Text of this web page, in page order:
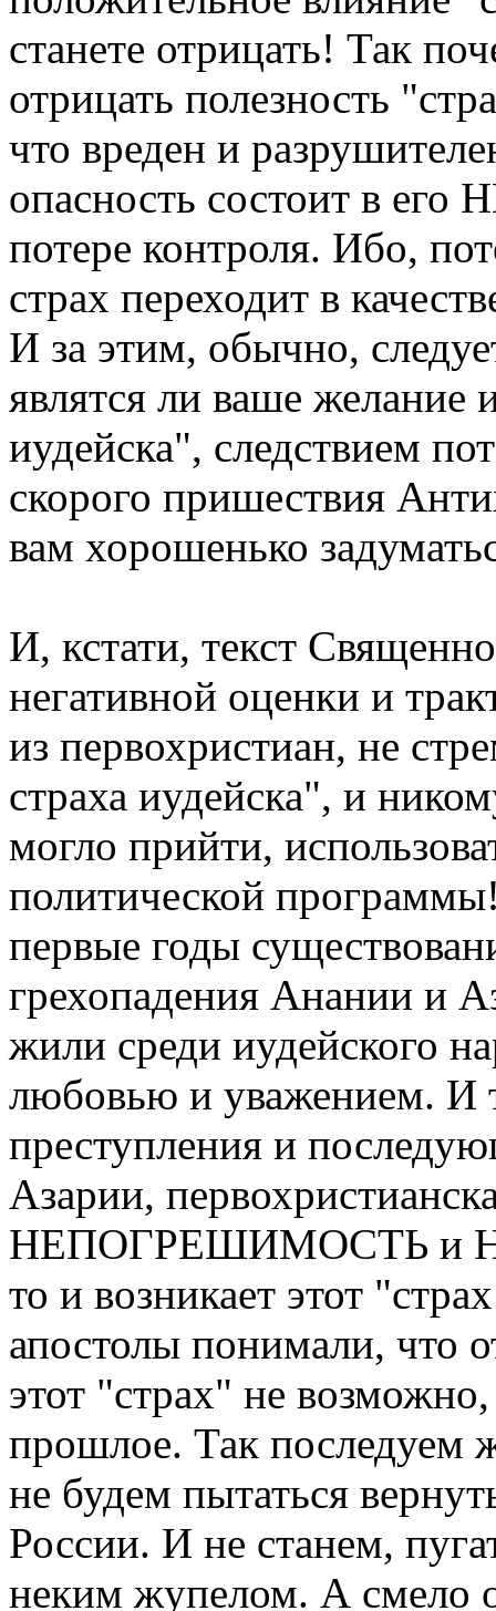
станете отрицать! Так
отрицать полезность
что вреден и
опасность состоит в
потере контроля. Ибо,
страх переходит в
И за этим, обычно,
являтся ли ваше желание
иудейска", следствием
скорого пришествия
вам хорошенько
И, кстати, текст
негативной оценки и
из первохристиан, не
страха иудейска", и
могло прийти,
политической
первые годы
грехопадения Анании и
жили среди иудейского
любовью и уважением. И
преступления и
Азарии,
НЕПОГРЕШИМОСТЬ и
то и возникает этот
апостолы понимали, что
этот "страх" не
прошлое. Так последуем
не будем пытаться
России. И не станем,
неким жупелом. А смело